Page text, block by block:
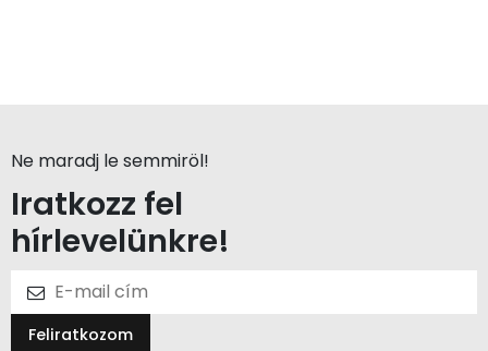
Ne maradj le semmiröl!
Iratkozz fel
hírlevelünkre!
Feliratkozom